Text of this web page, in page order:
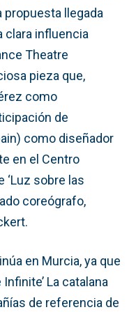
propuesta llegada
clara influencia
Theatre
pieza que,
como
de
como diseñador
en el Centro
‘Luz sobre las
coreógrafo,
en Murcia, ya que
La catalana
de referencia de